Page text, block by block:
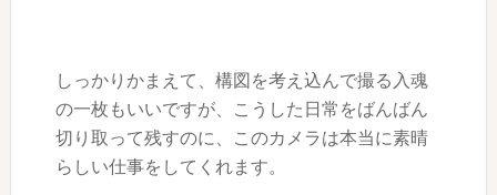
しっかりかまえて、構図を考え込んで撮る入魂
の一枚もいいですが、こうした日常をばんばん
切り取って残すのに、このカメラは本当に素晴
らしい仕事をしてくれます。